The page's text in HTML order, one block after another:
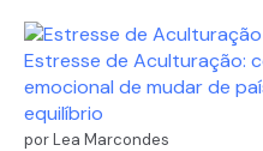
Estresse de Aculturação:
emocional de mudar de
equilíbrio
por Lea Marcondes